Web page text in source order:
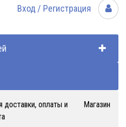
Вход / Регистрация
доставки, оплаты и
Магазин